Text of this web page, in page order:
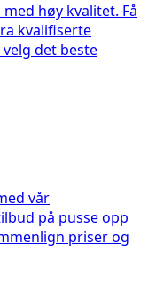
høy kvalitet. Få
kvalifiserte
det beste
vår
på pusse opp
priser og